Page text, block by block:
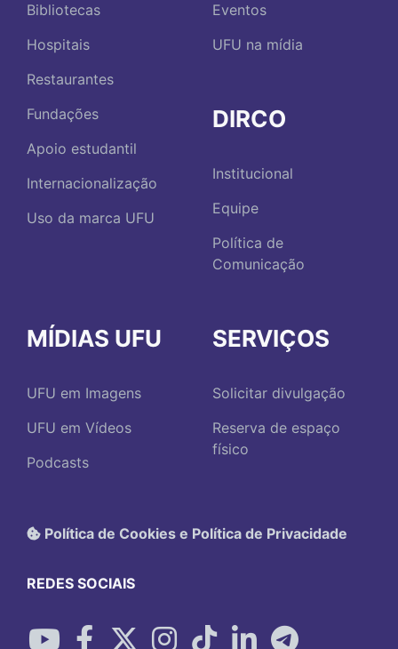
Bibliotecas
Hospitais
Restaurantes
Fundações
Apoio estudantil
Internacionalização
Uso da marca UFU
Eventos
UFU na mídia
DIRCO
Institucional
Equipe
Política de
Comunicação
MÍDIAS UFU
UFU em Imagens
UFU em Vídeos
Podcasts
SERVIÇOS
Solicitar divulgação
Reserva de espaço
físico
Política de Cookies e Política de Privacidade
REDES SOCIAIS